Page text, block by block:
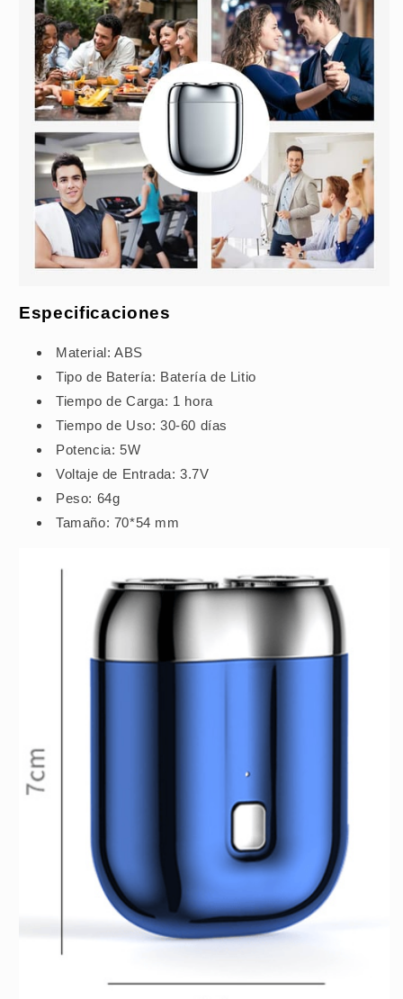
Especificaciones
Material: ABS
Tipo de Batería: Batería de Litio
Tiempo de Carga: 1 hora
Tiempo de Uso: 30-60 días
Potencia: 5W
Voltaje de Entrada: 3.7V
Peso: 64g
Tamaño: 70*54 mm